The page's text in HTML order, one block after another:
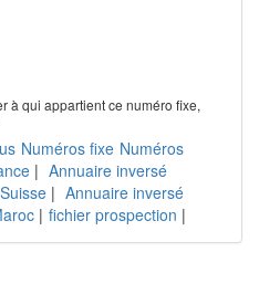
à qui appartient ce numéro fixe,
Numéros fixe Numéros
| Annuaire inversé
| Annuaire inversé
| fichier prospection |